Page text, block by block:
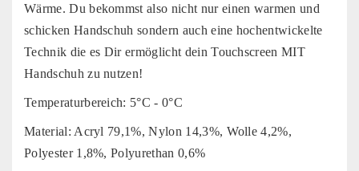
Wärme. Du bekommst also nicht nur einen warmen und
schicken Handschuh sondern auch eine hochentwickelte
Technik die es Dir ermöglicht dein Touchscreen MIT
Handschuh zu nutzen!
Temperaturbereich: 5°C - 0°C
Material: Acryl 79,1%, Nylon 14,3%, Wolle 4,2%,
Polyester 1,8%, Polyurethan 0,6%